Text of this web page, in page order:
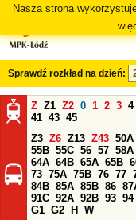
Nasza strona
Sprawdź rozkład na dzień:
Z Z1 Z2 0 1 2 3 4
41 43 45
Z3 Z6 Z13 Z43 50A
55B 55C 56 57 58A
64A 64B 65A 65B
73 75A 75B 76 77
84B 85A 85B 86
91C 92A 92B 93 94
G1 G2 H
W